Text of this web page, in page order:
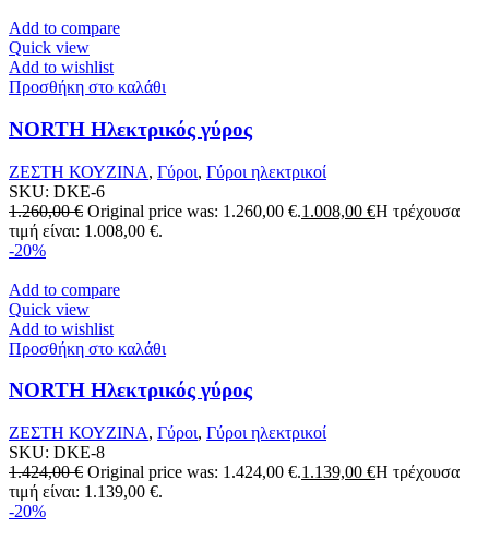
Add to compare
Quick view
Add to wishlist
Προσθήκη στο καλάθι
NORTH Ηλεκτρικός γύρος
ΖΕΣΤΗ ΚΟΥΖΙΝΑ, Γύροι, Γύροι ηλεκτρικοί
SKU: DKE-6
1.260,00€ Original price was: 1.260,00 €.1.008,00 €Η τρέχουσα
τιμή είναι: 1.008,00 €.
-20%
Add to compare
Quick view
Add to wishlist
Προσθήκη στο καλάθι
NORTH Ηλεκτρικός γύρος
ΖΕΣΤΗ ΚΟΥΖΙΝΑ, Γύροι, Γύροι ηλεκτρικοί
SKU: DKE-8
1.424,00€ Original price was: 1.424,00 €.1.139,00 €Η τρέχουσα
τιμή είναι: 1.139,00 €.
-20%